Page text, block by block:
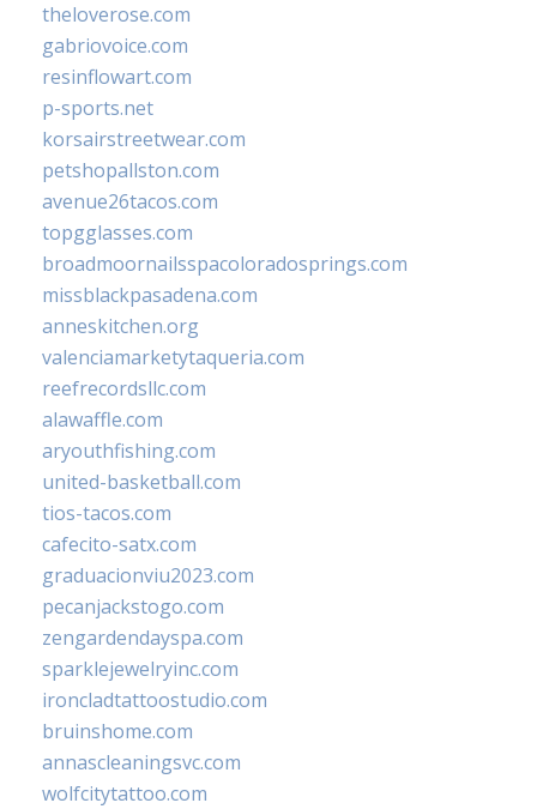
theloverose.com
gabriovoice.com
resinflowart.com
p-sports.net
korsairstreetwear.com
petshopallston.com
avenue26tacos.com
topgglasses.com
broadmoornailsspacoloradosprings.com
missblackpasadena.com
anneskitchen.org
valenciamarketytaqueria.com
reefrecordsllc.com
alawaffle.com
aryouthfishing.com
united-basketball.com
tios-tacos.com
cafecito-satx.com
graduacionviu2023.com
pecanjackstogo.com
zengardendayspa.com
sparklejewelryinc.com
ironcladtattoostudio.com
bruinshome.com
annascleaningsvc.com
wolfcitytattoo.com